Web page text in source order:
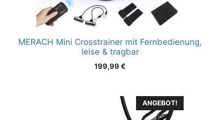
MERACH Mini Crosstrainer mit Fernbedienung,
leise & tragbar
199,99 €
ANGEBOT!